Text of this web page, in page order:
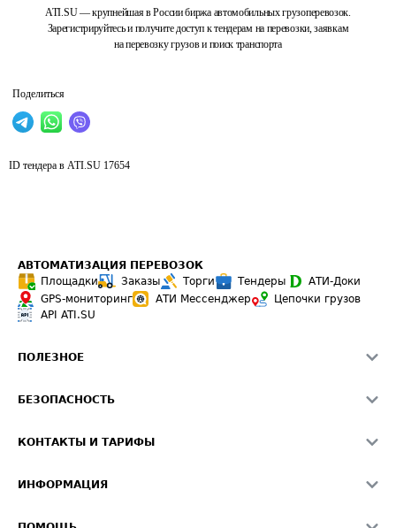
ATI.SU — крупнейшая в России биржа автомобильных грузоперевозок.
Зарегистрируйтесь и получите доступ к тендерам на перевозки, заявкам
на перевозку грузов и поиск транспорта
Поделиться
ID тендера в ATI.SU 17654
АВТОМАТИЗАЦИЯ ПЕРЕВОЗОК
Площадки
Заказы Торги Тендеры
АТИ-Доки
GPS-мониторинг
АТИ Мессенджер
Цепочки грузов
API ATI.SU
ПОЛЕЗНОЕ
Звезды ATI.SU на вашем сайте
Средние ставки
БЕЗОПАСНОСТЬ
Светофор+
КОНТАКТЫ И ТАРИФЫ
Реклама на сайте
ИНФОРМАЦИЯ